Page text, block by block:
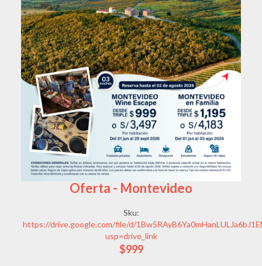
Oferta - Montevideo
Sku:
https://drive.google.com/file/d/
usp=drive_link
$999